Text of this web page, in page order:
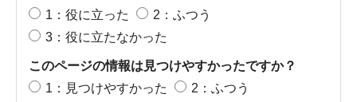
1：役に立った
2：ふつう
3：役に立たなかった
このページの情報は見つけやすかったですか？
1：見つけやすかった
2：ふつう